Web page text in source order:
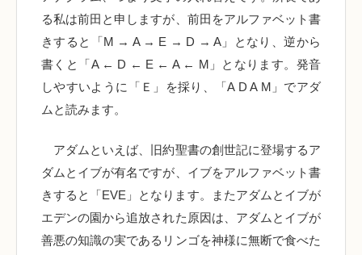
る私は前田と申しますが、前田をアルファベット書
きすると「M → A → E → D → A」となり、逆から
書くと「A ← D ← E ← A ← M」となります。発音
しやすいように「Ｅ」を採り、「A D A M」でアダ
ムと読みます。
アダムといえば、旧約聖書の創世記に登場するア
ダムとイブが有名ですが、イブをアルファベット書
きすると「EVE」となります。またアダムとイブが
エデンの園から追放された原因は、アダムとイブが
善悪の知識の実であるリンゴを神様に無断で食べた